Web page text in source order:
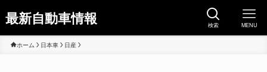
最新自動車情報 検索 MENU
ホーム 日本車 日産